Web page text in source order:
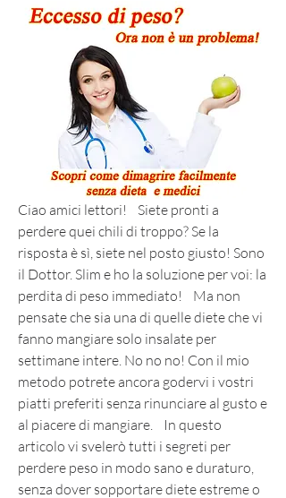
Ciao amici lettori!    Siete pronti a
perdere quei chili di troppo? Se la
risposta è sì, siete nel posto giusto! Sono
il Dottor. Slim e ho la soluzione per voi: la
perdita di peso immediato!    Ma non
pensate che sia una di quelle diete che vi
fanno mangiare solo insalate per
settimane intere. No no no! Con il mio
metodo potrete ancora godervi i vostri
piatti preferiti senza rinunciare al gusto e
al piacere di mangiare.    In questo
articolo vi svelerò tutti i segreti per
perdere peso in modo sano e duraturo,
senza dover sopportare diete estreme o